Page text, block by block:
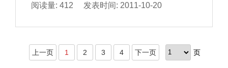
阅读量: 412 发表时间: 2011-10-20
上一页 1 2 3 4 下一页 页